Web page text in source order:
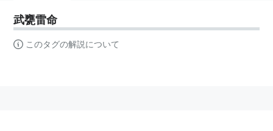
武甕雷命
このタグの解説について